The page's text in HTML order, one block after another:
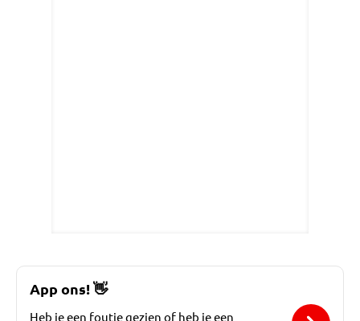
App ons!👋
Heb je een foutje gezien of heb je een